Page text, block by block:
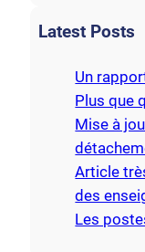
aLatest Posts
Un
Plus que
Mise à
Article
des
Les